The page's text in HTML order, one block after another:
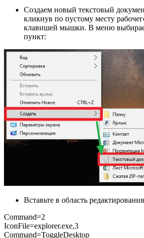
Создаем новый текстовый
кликнув по пустому месту
клавишей мышки. В меню
пункт:
Вставьте в область
Command=2
IconFile=explorer.exe,3
Command=ToggleDesktop